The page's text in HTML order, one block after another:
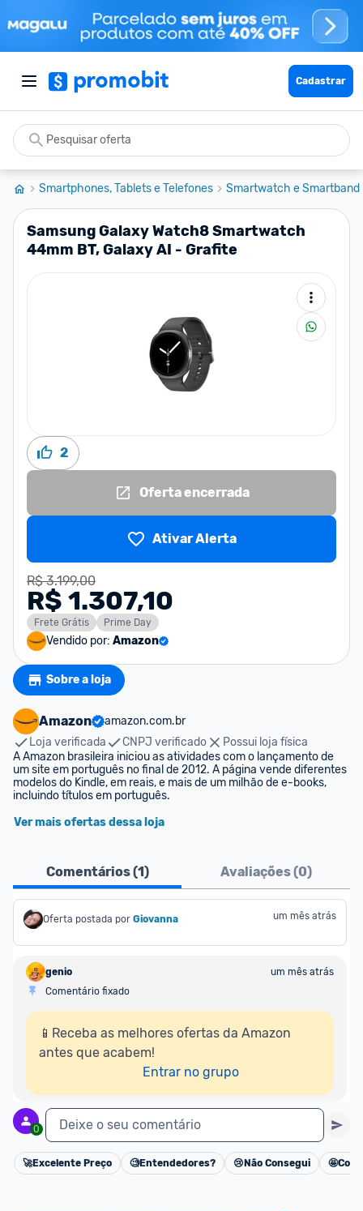
Cadastrar
Smartphones, Tablets e Telefones Smartwatch e Smartband
Samsung Galaxy Watch8 Smartwatch
44mm BT, Galaxy AI - Grafite
2
Oferta encerrada
Ativar Alerta
R$ 3.199,00
R$ 1.307,10
Frete Grátis Prime Day
Vendido por: Amazon
Sobre a loja
Amazon
amazon.com.br
Loja verificada
CNPJ verificado
Possui loja física
A Amazon brasileira iniciou as atividades com o lançamento de
um site em português no final de 2012. A página vende diferentes
modelos do Kindle, em reais, e mais de um milhão de e-books,
incluindo títulos em português.
Ver mais ofertas dessa loja
Comentários (1) Avaliações (0)
Oferta postada por Giovanna um mês atrás
genio
um mês atrás
Comentário fixado
📱Receba as melhores ofertas da Amazon
antes que acabem!
Entrar no grupo
0 Deixe o seu comentário
Cancelar
🚀Excelente Preço 🧐Entendedores? 😢 Não Consegui 🤩